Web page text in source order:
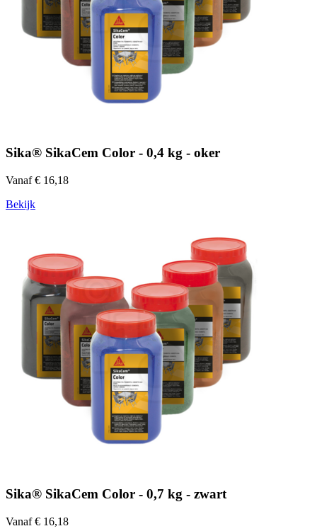
Sika® SikaCem Color - 0,4 kg - oker
Vanaf € 16,18
Bekijk
Sika® SikaCem Color - 0,7 kg - zwart
Vanaf € 16,18